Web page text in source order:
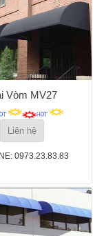
Vòm MV27
Liên hệ
0973.23.83.83